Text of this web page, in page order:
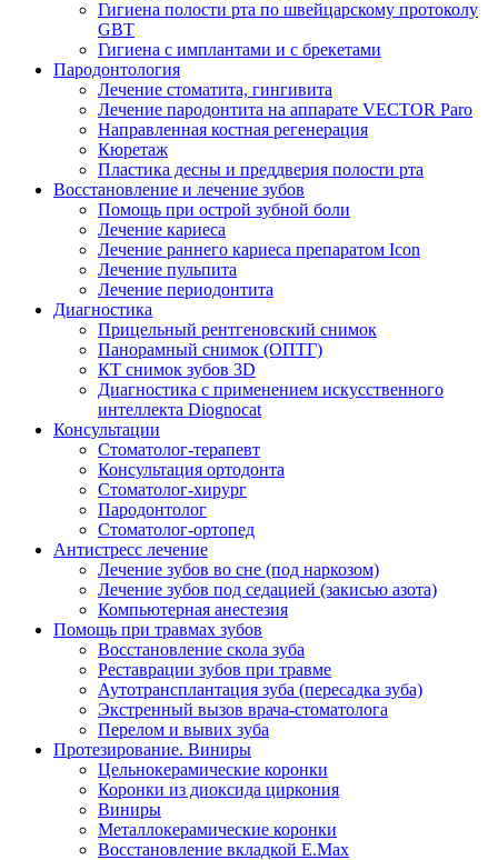
Гигиена полости рта по швейцарскому протоколу
GBT
Гигиена с имплантами и с брекетами
Пародонтология
Лечение стоматита, гингивита
Лечение пародонтита на аппарате VECTOR Paro
Направленная костная регенерация
Кюретаж
Пластика десны и преддверия полости рта
Восстановление и лечение зубов
Помощь при острой зубной боли
Лечение кариеса
Лечение раннего кариеса препаратом Icon
Лечение пульпита
Лечение периодонтита
Диагностика
Прицельный рентгеновский снимок
Панорамный снимок (ОПТГ)
КТ снимок зубов 3D
Диагностика с применением искусственного
интеллекта Diognocat
Консультации
Стоматолог-терапевт
Консультация ортодонта
Стоматолог-хирург
Пародонтолог
Стоматолог-ортопед
Антистресс лечение
Лечение зубов во сне (под наркозом)
Лечение зубов под седацией (закисью азота)
Компьютерная анестезия
Помощь при травмах зубов
Восстановление скола зуба
Реставрации зубов при травме
Аутотрансплантация зуба (пересадка зуба)
Экстренный вызов врача-стоматолога
Перелом и вывих зуба
Протезирование. Виниры
Цельнокерамические коронки
Коронки из диоксида циркония
Виниры
Металлокерамические коронки
Восстановление вкладкой E.Max